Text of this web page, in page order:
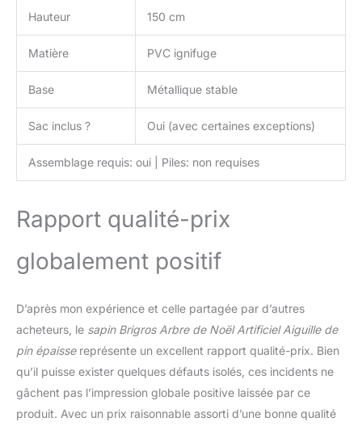
Hauteur 150 cm
Matière PVC ignifuge
Base Métallique stable
Sac inclus ? Oui (avec certaines exceptions)
Assemblage requis: oui | Piles: non requises
Rapport qualité-prix
globalement positif
D’après mon expérience et celle partagée par d’autres
acheteurs, le sapin Brigros Arbre de Noël Artificiel Aiguille de
pin épaissereprésente un excellent rapport qualité-prix. Bien
qu’il puisse exister quelques défauts isolés, ces incidents ne
gâchent pas l’impression globale positive laissée par ce
produit. Avec un prix raisonnable assorti d’une bonne qualité